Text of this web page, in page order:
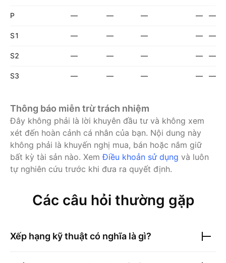
P — — — — —
S1 — — — — —
S2 — — — — —
S3 — — — — —
Thông báo miễn trừ trách nhiệm
Đây không phải là lời khuyên đầu tư và không xem
xét đến hoàn cảnh cá nhân của bạn. Nội dung này
không phải là khuyến nghị mua, bán hoặc nắm giữ
bất kỳ tài sản nào. XemĐiều khoản sử dụng và luôn
tự nghiên cứu trước khi đưa ra quyết định.
Các câu hỏi thường gặp
Xếp hạng kỹ thuật có nghĩa là gì?